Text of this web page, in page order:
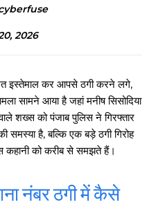
2026
इस्तेमाल कर आपसे ठगी करने लगे,
सामने आया है जहां मनीष सिसोदिया
शख्स को पंजाब पुलिस ने गिरफ्तार
समस्या है, बल्कि एक बड़े ठगी गिरोह
कहानी को करीब से समझते हैं।
नंबर ठगी में कैसे